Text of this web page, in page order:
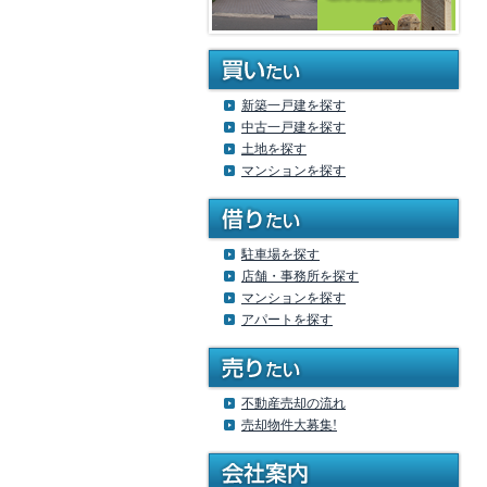
新築一戸建を探す
中古一戸建を探す
土地を探す
マンションを探す
駐車場を探す
店舗・事務所を探す
マンションを探す
アパートを探す
不動産売却の流れ
売却物件大募集!